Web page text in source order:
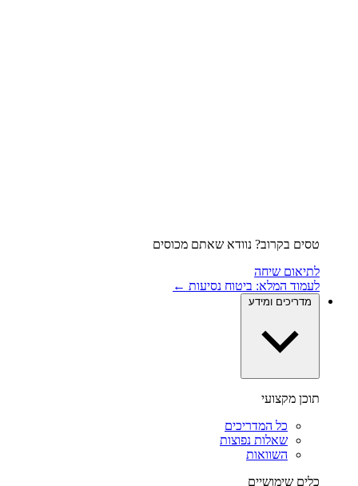
טסים בקרוב? נוודא שאתם מכוסים
לתיאום שיחה
לעמוד המלא: ביטוח נסיעות ←
מדריכים ומידע
תוכן מקצועי
כל המדריכים
שאלות נפוצות
השוואות
כלים שימושיים